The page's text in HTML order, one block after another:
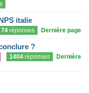
italie
74 réponses Dernière page
?
1404 réponses
Dernière